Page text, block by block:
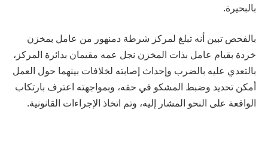
بالبحيرة.
بالفحص تبين أنه تبلغ لمركز شرطة دمنهور من عامل بمخزن
خردة بقيام عامل بذات المخزن نجل عمه مقيمان بدائرة المركز،
بالتعدي عليه بالضرب وإحداث إصابته لخلافات بينهما حول العمل
أمكن تحديد وضبط المشكو في حقه، وبمواجهته اعترف بارتكاب
الواقعة على النحو المشار إليه، وتم اتخاذ الإجراءات القانونية.